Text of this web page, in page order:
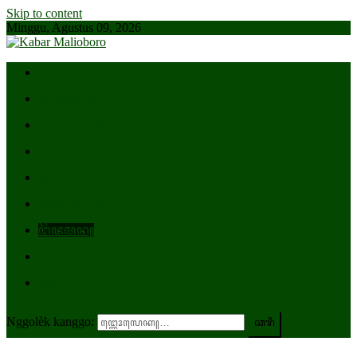
Skip to content
Minggu, Agustus 09, 2026
ꦔꦼꦗꦩꦤ꧀
Nggolèk kanggo: